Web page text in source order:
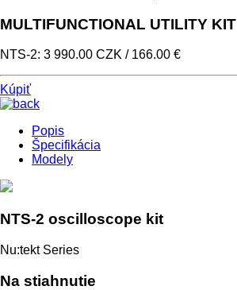
MULTIFUNCTIONAL UTILITY KIT
NTS-2: 3 990.00 CZK / 166.00 €
Kúpiť
Popis
Špecifikácia
Modely
NTS-2 oscilloscope kit
Nu:tekt Series
Na stiahnutie